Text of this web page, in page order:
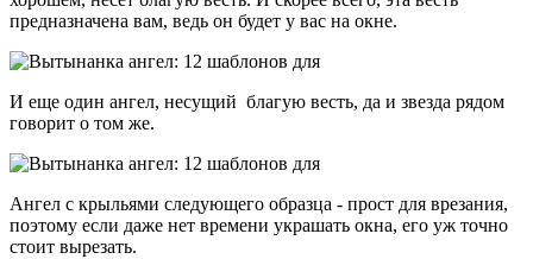
предназначена вам, ведь он будет у вас на окне.
И еще один ангел, несущий благую весть, да и звезда рядом
говорит о том же.
Ангел с крыльями следующего образца - прост для врезания,
поэтому если даже нет времени украшать окна, его уж точно
стоит вырезать.